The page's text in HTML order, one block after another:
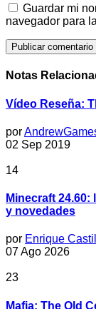
Guardar mi
navegador para
Notas
Vídeo Reseña:
por
02 Sep 2019
14
Minecraft
y novedades
por Enrique
07 Ago 2026
23
Mafia: The Old